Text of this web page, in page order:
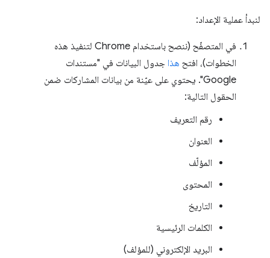
لنبدأ عملية الإعداد:
في المتصفّح (ننصح باستخدام Chrome لتنفيذ هذه
الخطوات)، افتح هذا جدول البيانات في "مستندات
Google". يحتوي على عيّنة من بيانات المشاركات ضمن
الحقول التالية:
رقم التعريف
العنوان
المؤلّف
المحتوى
التاريخ
الكلمات الرئيسية
البريد الإلكتروني (للمؤلف)